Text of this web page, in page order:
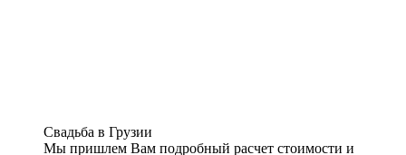
Свадьба в Грузии
Мы пришлем Вам подробный расчет стоимости и